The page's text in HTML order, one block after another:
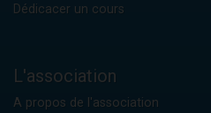
Dédicacer un cours
L'association
A propos de l'association